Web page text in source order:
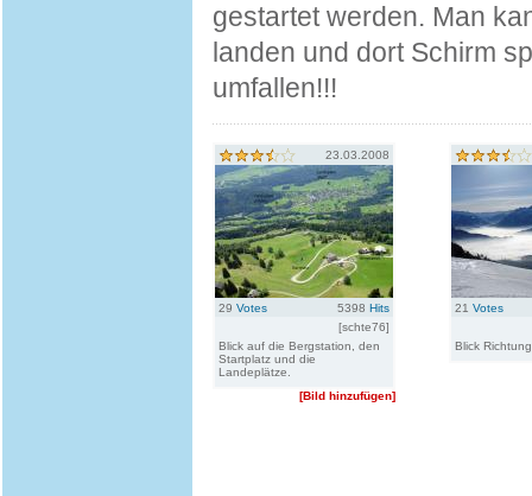
gestartet werden. Man
landen und dort Schirm
umfallen!!!
23.03.2008
29 Votes 5398 Hits
[schte76]
Blick auf die Bergstation, den
Startplatz und die
Landeplätze.
[Bild hinzufügen]
21 Votes
Blick